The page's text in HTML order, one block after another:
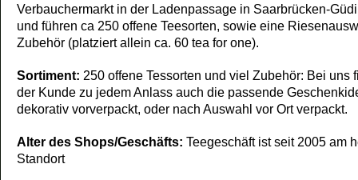
Verbauchermarkt in der Ladenpassage in Saarbrücken-
und führen ca 250 offene Teesorten, sowie eine
Zubehör (platziert allein ca. 60 tea for one).
Sortiment: 250 offene Tessorten und viel Zubehör: Bei uns
der Kunde zu jedem Anlass auch die passende
dekorativ vorverpackt, oder nach Auswahl vor Ort verpackt.
Alter des Shops/Geschäfts: Teegeschäft ist seit 2005 am
Standort